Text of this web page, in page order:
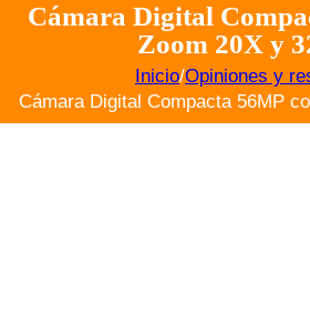
Cámara Digital
Zoom 20X y
Inicio/Opiniones y
Cámara Digital Compacta 56MP